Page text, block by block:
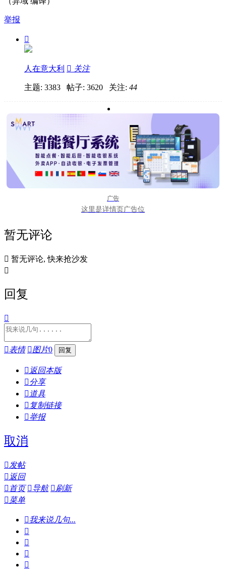
举报

人在意大利  关注
主题: 3383 帖子: 3620 关注: 44
广告
这里是详情页广告位
暂无评论
 暂无评论, 快来抢沙发

回复

表情 图片0
 返回本版
分享
 道具
 复制链接
举报
取消
发帖
 返回
 首页 导航 刷新
菜单
我来说几句...



